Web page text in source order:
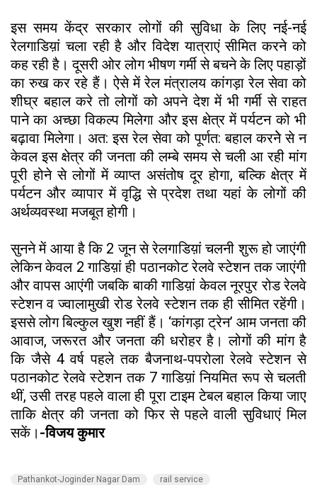
इस समय केंद्र सरकार लोगों की सुविधा के लिए नई-नई
रेलगाडिय़ां चला रही है और विदेश यात्राएं सीमित करने को
कह रही है। दूसरी ओर लोग भीषण गर्मी से बचने के लिए पहाड़ों
का रुख कर रहे हैं। ऐसे में रेल मंत्रालय कांगड़ा रेल सेवा को
शीघ्र बहाल करे तो लोगों को अपने देश में भी गर्मी से राहत
पाने का अच्छा विकल्प मिलेगा और इस क्षेत्र में पर्यटन को भी
बढ़ावा मिलेगा। अत: इस रेल सेवा को पूर्णत: बहाल करनेे से न
केवल इस क्षेत्र की जनता की लम्बे समय से चली आ रही मांग
पूरी होने से लोगों में व्याप्त असंतोष दूर होगा, बल्कि क्षेत्र में
पर्यटन और व्यापार में वृद्धि से प्रदेश तथा यहां के लोगों की
अर्थव्यवस्था मजबूत होगी।
सुनने में आया है कि 2 जून से रेलगाडिय़ां चलनी शुरू हो जाएंगी
लेकिन केवल 2 गाडिय़ां ही पठानकोट रेलवे स्टेशन तक जाएंगी
और वापस आएंगी जबकि बाकी गाडिय़ां केवल नूरपुर रोड रेलवे
स्टेशन व ज्वालामुखी रोड रेलवे स्टेशन तक ही सीमित रहेंगी।
इससे लोग बिल्कुल खुश नहीं हैं। ‘कांगड़ा ट्रेन’ आम जनता की
आवाज, जरूरत और जनता की धरोहर है। लोगों की मांग है
कि जैसे 4 वर्ष पहले तक बैजनाथ-पपरोला रेलवे स्टेशन से
पठानकोट रेलवे स्टेशन तक 7 गाडिय़ां नियमित रूप से चलती
थीं, उसी तरह पहले वाला ही पूरा टाइम टेबल बहाल किया जाए
ताकि क्षेत्र की जनता को फिर से पहले वाली सुविधाएं मिल
सकें। -विजय कुमार
Pathankot-Joginder Nagar Dam rail service